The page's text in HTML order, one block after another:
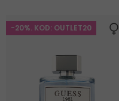
-20%. KOD: OUTLET20